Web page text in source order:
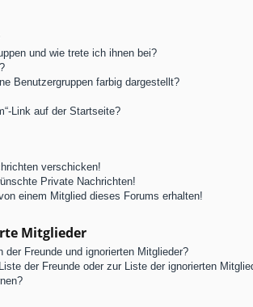
und wie trete ich ihnen bei?
Benutzergruppen farbig dargestellt?
Link auf der Startseite?
verschicken!
Private Nachrichten!
einem Mitglied dieses Forums erhalten!
Mitglieder
Freunde und ignorierten Mitglieder?
der Freunde oder zur Liste der ignorierten